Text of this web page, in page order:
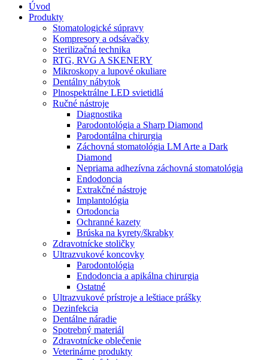
Úvod
Produkty
Stomatologické súpravy
Kompresory a odsávačky
Sterilizačná technika
RTG, RVG A SKENERY
Mikroskopy a lupové okuliare
Dentálny nábytok
Plnospektrálne LED svietidlá
Ručné nástroje
Diagnostika
Parodontológia a Sharp Diamond
Parodontálna chirurgia
Záchovná stomatológia LM Arte a Dark
Diamond
Nepriama adhezívna záchovná stomatológia
Endodoncia
Extrakčné nástroje
Implantológia
Ortodoncia
Ochranné kazety
Brúska na kyrety/škrabky
Zdravotnícke stoličky
Ultrazvukové koncovky
Parodontológia
Endodoncia a apikálna chirurgia
Ostatné
Ultrazvukové prístroje a leštiace prášky
Dezinfekcia
Dentálne náradie
Spotrebný materiál
Zdravotnícke oblečenie
Veterinárne produkty